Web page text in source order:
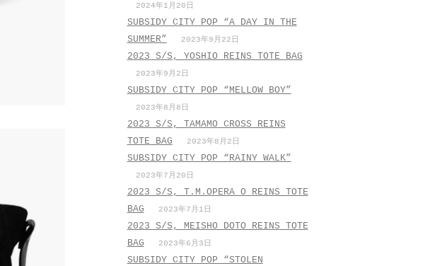
2024年1月20日
SUBSIDY CITY POP “A DAY IN THE
SUMMER”
2023年9月22日
2023 S/S, YOSHIO REINS TOTE BAG
2023年9月2日
SUBSIDY CITY POP “MELLOW BOY”
2023年8月8日
2023 S/S, TAMAMO CROSS REINS
TOTE BAG
2023年8月2日
SUBSIDY CITY POP “RAINY WALK”
2023年7月20日
2023 S/S, T.M.OPERA O REINS TOTE
BAG
2023年7月1日
2023 S/S, MEISHO DOTO REINS TOTE
BAG
2023年6月3日
SUBSIDY CITY POP “STOLEN